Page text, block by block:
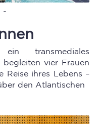
-
ein transmediales
begleiten vier Frauen
Reise ihres Lebens –
den Atlantischen